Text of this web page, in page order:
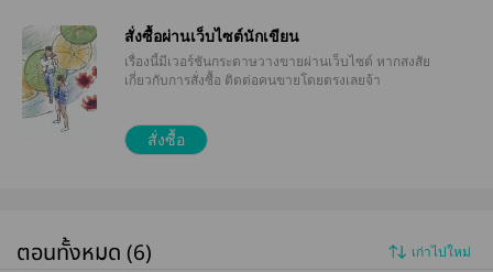
Daiong worships as a deity. All contents of this book
are unofficial works. No copyright infringement
intended. First Published: HQ Only Event TH (2022)
– Best Memory HQ Only ReadAWrite:
https://facebook.com/daiong.writing/ Twitter:
https://twitter.com/Daiong Note: Special cover paper
and bookmark (Kozume Kenma fanart) as freegift
สั่งซื้อผ่านเว็บไซต์นักเขียน
เรื่องนี้มีเวอร์ชันกระดาษวางขายผ่านเว็บไซต์ หากสงสัย
เกี่ยวกับการสั่งซื้อ ติดต่อคนขายโดยตรงเลยจ้า
สั่งซื้อ
ตอนทั้งหมด (6) เก่าไปใหม่